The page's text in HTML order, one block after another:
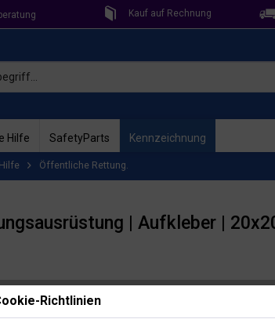
Kauf auf Rechnung
Hilfe SafetyParts Kennzeichnung
Öffentliche Rettung.
| Aufkleber |
Richtlinien